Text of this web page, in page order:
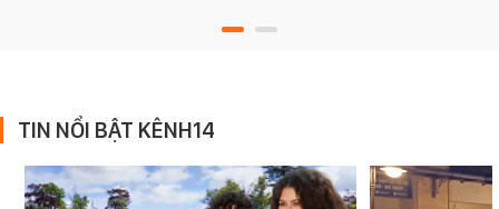
TIN NỔI BẬT KÊNH14